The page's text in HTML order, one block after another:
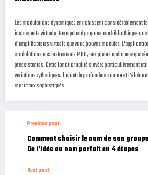
Les modulations dynamiques enrichissent considérablement le
instruments virtuels. GarageBand propose une bibliothèque
d'amplificateurs virtuels que vous pouvez moduler.
modulations aux instruments MIDI, aux pistes audio
préexistantes. Cette fonctionnalité s'avère particulièrement
variations rythmiques, l'ajout de profondeur sonore et
musicaux sophistiqués.
Previous post
Comment choisir le nom de son
De l’idée au nom parfait en 4 étapes
Next post